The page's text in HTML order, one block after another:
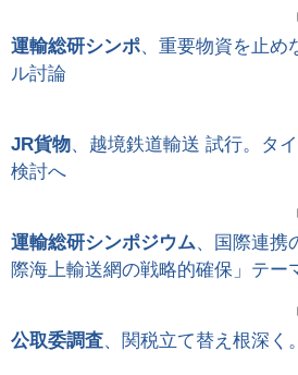
運輸総研シンポ、重要物資を止め
ル討論
JR貨物、越境鉄道輸送 試行。タ
検討へ
運輸総研シンポジウム、国際連携
際海上輸送網の戦略的確保」テー
公取委調査、関税立て替え根深く